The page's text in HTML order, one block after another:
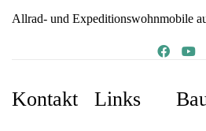
Allrad- und Expeditionswohnmobile
Kontakt Links